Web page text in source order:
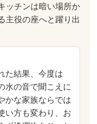
ッチンは暗い場所か
主役の座へと躍り出
た結果、今度は
水の音で聞こえに
かな家族ならでは
い方も変わり、お